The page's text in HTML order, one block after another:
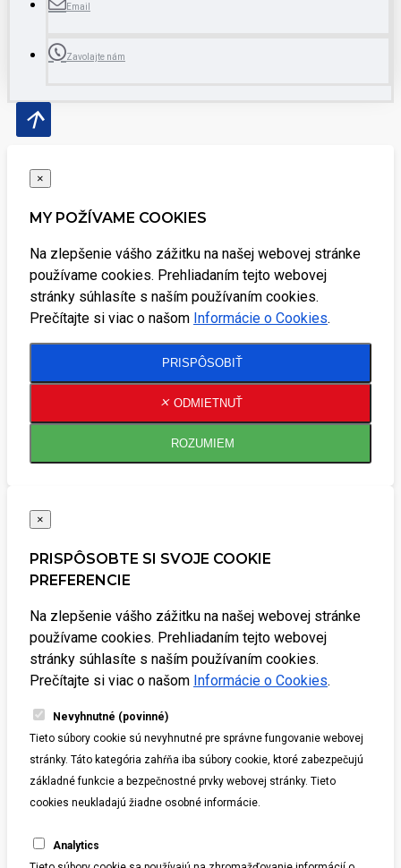
Email
Zavolajte nám
×
MY POŽÍVAME COOKIES
Na zlepšenie vášho zážitku na našej webovej stránke
používame cookies. Prehliadaním tejto webovej
stránky súhlasíte s naším používaním cookies.
Prečítajte si viac o našom Informácie o Cookies.
PRISPÔSOBIŤ
ODMIETNUŤ
ROZUMIEM
×
PRISPÔSOBTE SI SVOJE COOKIE
PREFERENCIE
Na zlepšenie vášho zážitku na našej webovej stránke
používame cookies. Prehliadaním tejto webovej
stránky súhlasíte s naším používaním cookies.
Prečítajte si viac o našom Informácie o Cookies.
Nevyhnutné (povinné)
Tieto súbory cookie sú nevyhnutné pre správne fungovanie webovej
stránky. Táto kategória zahŕňa iba súbory cookie, ktoré zabezpečujú
základné funkcie a bezpečnostné prvky webovej stránky. Tieto
cookies neukladajú žiadne osobné informácie.
Analytics